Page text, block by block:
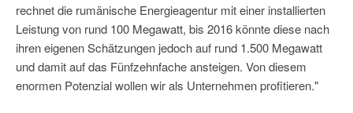
rechnet die rumänische Energieagentur mit einer installierten
Leistung von rund 100 Megawatt, bis 2016 könnte diese nach
ihren eigenen Schätzungen jedoch auf rund 1.500 Megawatt
und damit auf das Fünfzehnfache ansteigen. Von diesem
enormen Potenzial wollen wir als Unternehmen profitieren."